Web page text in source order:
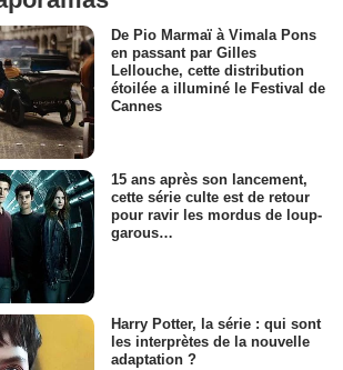
De Pio Marmaï à Vimala Pons
en passant par Gilles
Lellouche, cette distribution
étoilée a illuminé le Festival de
Cannes
15 ans après son lancement,
cette série culte est de retour
pour ravir les mordus de loup-
garous…
Harry Potter, la série : qui sont
les interprètes de la nouvelle
adaptation ?